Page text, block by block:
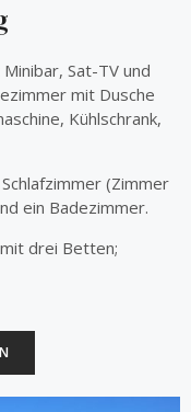
Sat-TV und
mit Dusche
Kühlschrank,
(Zimmer
ein Badezimmer.
drei Betten;